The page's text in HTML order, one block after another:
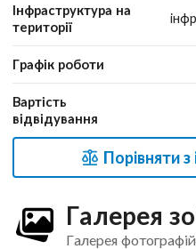
Інфраструктура на
території
Графік роботи
Вартість
відвідування
Порівняти
Галерея
Галерея